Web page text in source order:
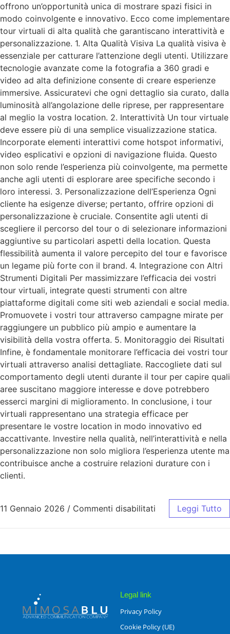
offrono un’opportunità unica di mostrare spazi fisici in
modo coinvolgente e innovativo. Ecco come implementare
tour virtuali di alta qualità che garantiscano interattività e
personalizzazione. 1. Alta Qualità Visiva La qualità visiva è
essenziale per catturare l’attenzione degli utenti. Utilizzare
tecnologie avanzate come la fotografia a 360 gradi e
video ad alta definizione consente di creare esperienze
immersive. Assicuratevi che ogni dettaglio sia curato, dalla
luminosità all’angolazione delle riprese, per rappresentare
al meglio la vostra location. 2. Interattività Un tour virtuale
deve essere più di una semplice visualizzazione statica.
Incorporate elementi interattivi come hotspot informativi,
video esplicativi e opzioni di navigazione fluida. Questo
non solo rende l’esperienza più coinvolgente, ma permette
anche agli utenti di esplorare aree specifiche secondo i
loro interessi. 3. Personalizzazione dell’Esperienza Ogni
cliente ha esigenze diverse; pertanto, offrire opzioni di
personalizzazione è cruciale. Consentite agli utenti di
scegliere il percorso del tour o di selezionare informazioni
aggiuntive su particolari aspetti della location. Questa
flessibilità aumenta il valore percepito del tour e favorisce
un legame più forte con il brand. 4. Integrazione con Altri
Strumenti Digitali Per massimizzare l’efficacia dei vostri
tour virtuali, integrate questi strumenti con altre
piattaforme digitali come siti web aziendali e social media.
Promuovete i vostri tour attraverso campagne mirate per
raggiungere un pubblico più ampio e aumentare la
visibilità della vostra offerta. 5. Monitoraggio dei Risultati
Infine, è fondamentale monitorare l’efficacia dei vostri tour
virtuali attraverso analisi dettagliate. Raccogliete dati sul
comportamento degli utenti durante il tour per capire quali
aree suscitano maggiore interesse e dove potrebbero
esserci margini di miglioramento. In conclusione, i tour
virtuali rappresentano una strategia efficace per
presentare le vostre location in modo innovativo ed
accattivante. Investire nella qualità, nell’interattività e nella
personalizzazione non solo migliora l’esperienza utente ma
contribuisce anche a costruire relazioni durature con i
clienti.
11 Gennaio 2026 / Commenti disabilitati Leggi Tutto
Legal link
Privacy Policy
Cookie Policy (UE)